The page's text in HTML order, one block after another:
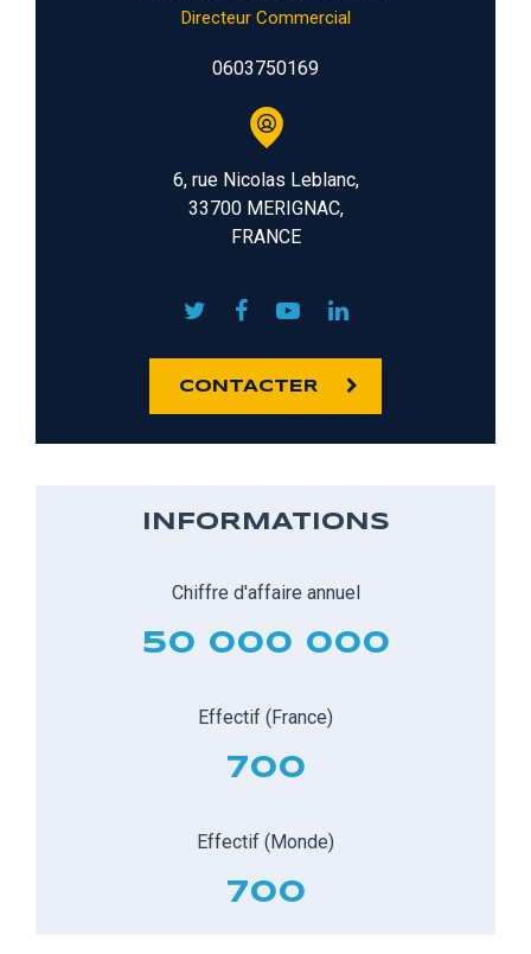
Directeur Commercial
0603750169
6, rue Nicolas Leblanc,
33700 MERIGNAC,
FRANCE
CONTACTER
INFORMATIONS
Chiffre d'affaire annuel
50 000 000
Effectif (France)
700
Effectif (Monde)
700